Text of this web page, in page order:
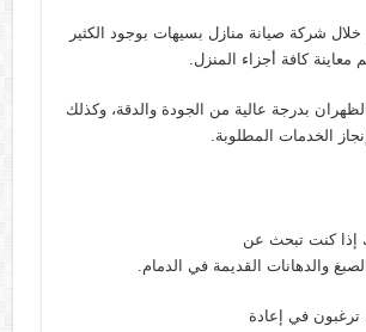
شركة صيانة منازل بسيهات بوجود الكثير
معاينة كافة أجزاء المنزل.
بدرجة عالية من الجودة والدقة، وكذلك
الخدمات المطلوبة.
لك إذا كنت تبحث عن
والدهانات القديمة في الدمام.
ترغبون في إعادة